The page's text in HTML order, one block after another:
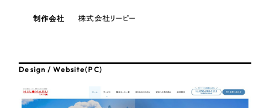
カイゼンDX支援
Pace ／クラウド型工数管理ツール
AI倫理ポリシー クッキーポリシー
コンサルティング・調査
制作会社 株式会社リーピー
Design / Website(PC)